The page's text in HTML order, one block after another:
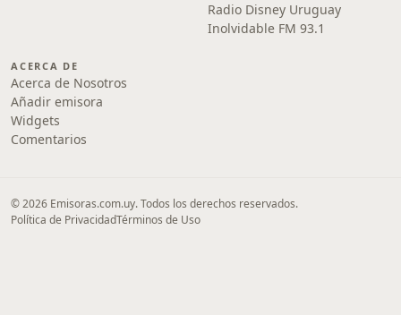
Radio Disney Uruguay
Inolvidable FM 93.1
ACERCA DE
Acerca de Nosotros
Añadir emisora
Widgets
Comentarios
© 2026 Emisoras.com.uy. Todos los derechos reservados.
Política de PrivacidadTérminos de Uso